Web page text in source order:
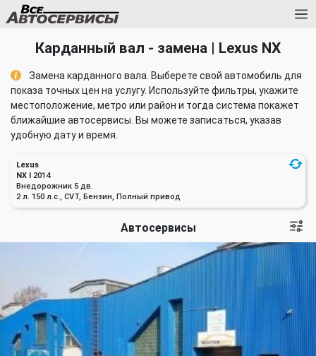
Карданный вал - замена | Lexus NX
Замена карданного вала. Выберете свой автомобиль для
показа точных цен на услугу. Используйте фильтры, укажите
местоположение, метро или район и тогда система покажет
ближайшие автосервисы. Вы можете записаться, указав
удобную дату и время.
Lexus
NX I 2014
Внедорожник 5 дв.
2 л. 150 л.с., CVT, Бензин, Полный привод
Автосервисы